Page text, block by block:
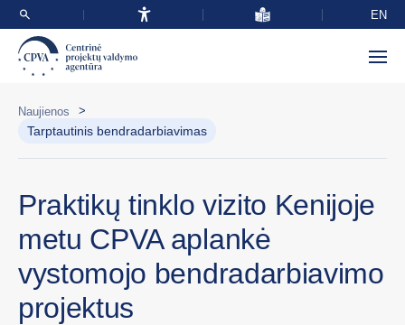
EN
Naujienos >
Tarptautinis bendradarbiavimas
Praktikų tinklo vizito Kenijoje
metu CPVA aplankė
vystomojo bendradarbiavimo
projektus